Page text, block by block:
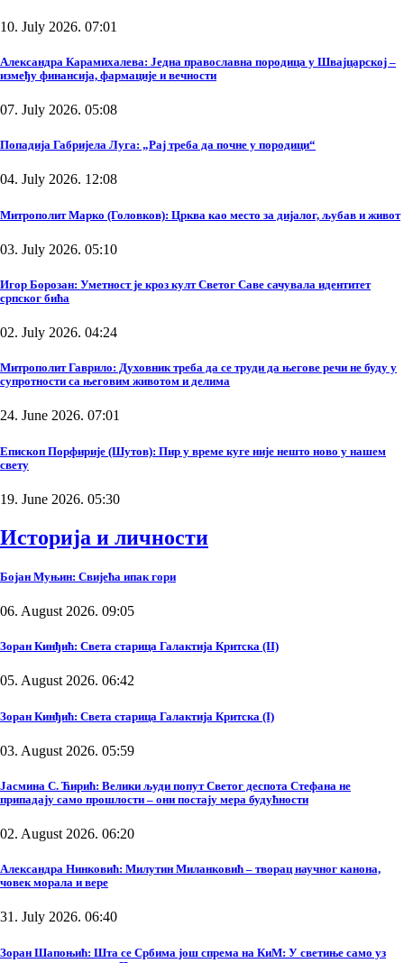
10. July 2026. 07:01
Александра Карамихалева: Једна православна породица у Швајцарској –
између финансија, фармације и вечности
07. July 2026. 05:08
Попадија Габријела Луга: „Рај треба да почне у породици“
04. July 2026. 12:08
Митрополит Марко (Головков): Црква као место за дијалог, љубав и живот
03. July 2026. 05:10
Игор Борозан: Уметност је кроз култ Светог Саве сачувала идентитет
српског бића
02. July 2026. 04:24
Митрополит Гаврило: Духовник треба да се труди да његове речи не буду у
супротности са његовим животом и делима
24. June 2026. 07:01
Епископ Порфирије (Шутов): Пир у време куге није нешто ново у нашем
свету
19. June 2026. 05:30
Историја и личности
Бојан Муњин: Свијећа ипак гори
06. August 2026. 09:05
Зоран Кинђић: Света старица Галактија Критска (II)
05. August 2026. 06:42
Зоран Кинђић: Света старица Галактија Критска (I)
03. August 2026. 05:59
Јасмина С. Ћирић: Велики људи попут Светог деспота Стефана не
припадају само прошлости – они постају мера будућности
02. August 2026. 06:20
Александра Нинковић: Милутин Миланковић – творац научног канона,
човек морала и вере
31. July 2026. 06:40
Зоран Шапоњић: Шта се Србима још спрема на КиМ: У светиње само уз